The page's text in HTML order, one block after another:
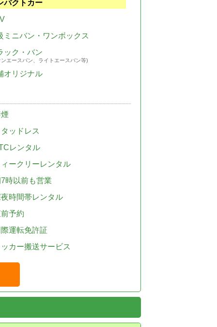
パクトカー
ミニバン・ワンボックス
ック・バン
エースバン、ライトエースバン等)
オリジナル
ッドレス
レンタル
ークリーレンタル
時以前も営業
時間帯レンタル
予約
運転免許証
カー搬送サービス